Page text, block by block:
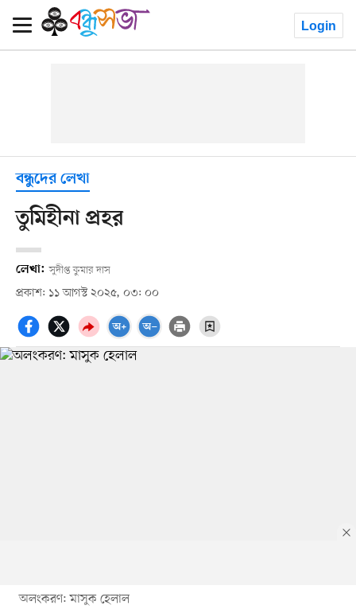
Login
বন্ধুদের লেখা
তুমিহীনা প্রহর
লেখা: সুদীপ্ত কুমার দাস
প্রকাশ: ১১ আগস্ট ২০২৫, ০৩: ০০
অলংকরণ: মাসুক হেলাল